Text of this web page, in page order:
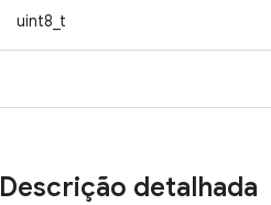
uint8_t
Descrição detalhada